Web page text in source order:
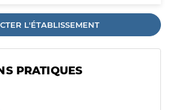
L'ÉTABLISSEMENT
PRATIQUES